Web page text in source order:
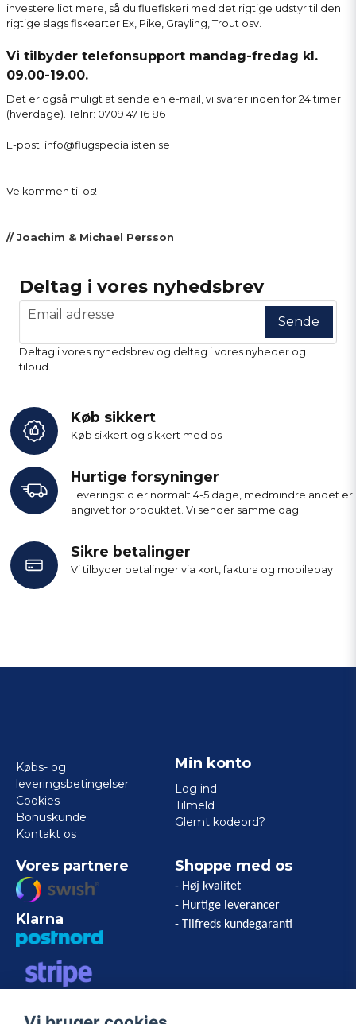
investere lidt mere, så du fluefiskeri med det rigtige udstyr til den
rigtige slags fiskearter Ex, Pike, Grayling, Trout osv.
Vi tilbyder telefonsupport mandag-fredag ​​kl.
09.00-19.00.
Det er også muligt at sende en e-mail, vi svarer inden for 24 timer
(hverdage). Telnr: 0709 47 16 86
E-post: info@flugspecialisten.se
Velkommen til os!
// Joachim & Michael Persson
Deltag i vores nyhedsbrev
email
Email adresse Sende
Deltag i vores nyhedsbrev og deltag i vores nyheder og
tilbud.
Køb sikkert
Køb sikkert og sikkert med os
Hurtige forsyninger
Leveringstid er normalt 4-5 dage, medmindre andet er
angivet for produktet. Vi sender samme dag
Sikre betalinger
Vi tilbyder betalinger via kort, faktura og mobilepay
Købs- og
leveringsbetingelser
Cookies
Bonuskunde
Kontakt os
Min konto
Log ind
Tilmeld
Glemt kodeord?
Vores partnere
Klarna
Shoppe med os
- Høj kvalitet
- Hurtige leverancer
- Tilfreds kundegaranti